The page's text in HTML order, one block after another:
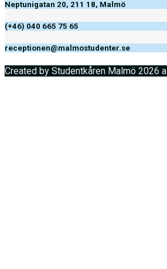
Neptunigatan 20, 211 18, Malmö
(+46) 040 665 75 65
receptionen@malmostudenter.se
Created by Studentkåren Malmö 2026